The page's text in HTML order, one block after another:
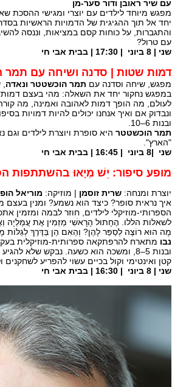
עם שיר ראובן ודור סער-מן
מפגש מיוחד לילדים עם יוצרי ומגישי ההסכת
יחד אל תוך ההגיגית של הדמויות הראשיות
והתגברות, על כוחות קסם במציאות, וננסה
עם טרול?
שני | 8 ביוני | 17:30 | בבית אבי חי
דמות שטות | סדנה ושיחה עם תמר
מפגש, שיחה וסדנה עם תמר הוכשטטר ונאדה
במפגש נחקור יחד את השאלה: מהי בעצם
לעולם, מה הופך דמות לאהובה ואמינה, מה
ונבדוק אם ואיך אנחנו יכולים להיות דמויות
ובנות 6–10.
תמר הוכשטטר היא סופרת ויוצרת לילדים
"הארץ".
שני |8 ביוני | 16:45 | בבית אבי חי
מופע סיפור: יֵשׁ מְיָאוּ בהשתתפות
יוצרת ומנחה: שרית זוסמן | מוזיקה: מוריאל
איך נראית סופר? כיצד הוא נשמע? ומנין בעצם
הספרותי-מוזיקלי לילדים, חוזר לבמה ומזמין
לשאלות הללו. הֶחָתוּל הָרָאשִׁי מַזְמִין אֶת עֲמַלְיָה
מָה הוּא רוֹצֶה לְסַפֵּר לָהֶן? וְהַאִם הֵן בַּדֶּרֶךְ
נבו מתארח להרפתקאה ספרותית-מוזיקלית
ובנות 5–8, ומשכה הוא כשעה. נבקש שלא
קטן ואינטימי וקול בכיים עשוי להפריע לשחקנים
שני | 8 ביוני | 16:30 | בבית אבי חי